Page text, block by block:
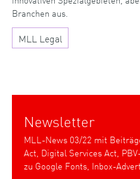
Branchen aus.
MLL Legal
Newsletter
MLL-News 03/22 mit
Act, Digital Services Act,
zu Google Fonts, Inbox-